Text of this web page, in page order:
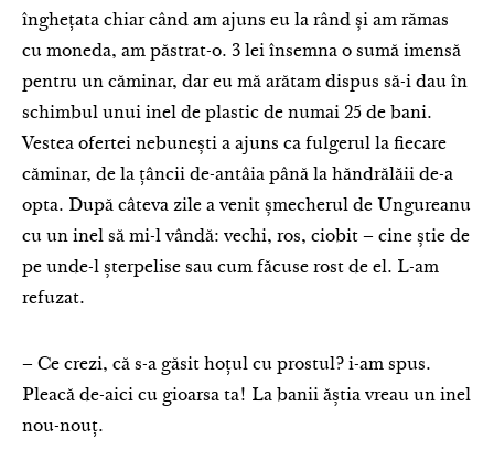
înghețata chiar când am ajuns eu la rând și am rămas
cu moneda, am păstrat-o. 3 lei însemna o sumă imensă
pentru un căminar, dar eu mă arătam dispus să-i dau în
schimbul unui inel de plastic de numai 25 de bani.
Vestea ofertei nebunești a ajuns ca fulgerul la fiecare
căminar, de la țâncii de-antâia până la hăndrălăii de-a
opta. După câteva zile a venit șmecherul de Ungureanu
cu un inel să mi-l vândă: vechi, ros, ciobit – cine știe de
pe unde-l șterpelise sau cum făcuse rost de el. L-am
refuzat.
– Ce crezi, că s-a găsit hoțul cu prostul? i-am spus.
Pleacă de-aici cu gioarsa ta! La banii ăștia vreau un inel
nou-nouț.